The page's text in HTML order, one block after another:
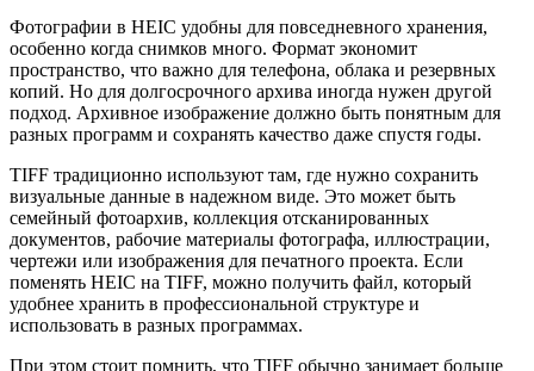
Фотографии в HEIC удобны для повседневного хранения,
особенно когда снимков много. Формат экономит
пространство, что важно для телефона, облака и резервных
копий. Но для долгосрочного архива иногда нужен другой
подход. Архивное изображение должно быть понятным для
разных программ и сохранять качество даже спустя годы.
TIFF традиционно используют там, где нужно сохранить
визуальные данные в надежном виде. Это может быть
семейный фотоархив, коллекция отсканированных
документов, рабочие материалы фотографа, иллюстрации,
чертежи или изображения для печатного проекта. Если
поменять HEIC на TIFF, можно получить файл, который
удобнее хранить в профессиональной структуре и
использовать в разных программах.
При этом стоит помнить, что TIFF обычно занимает больше